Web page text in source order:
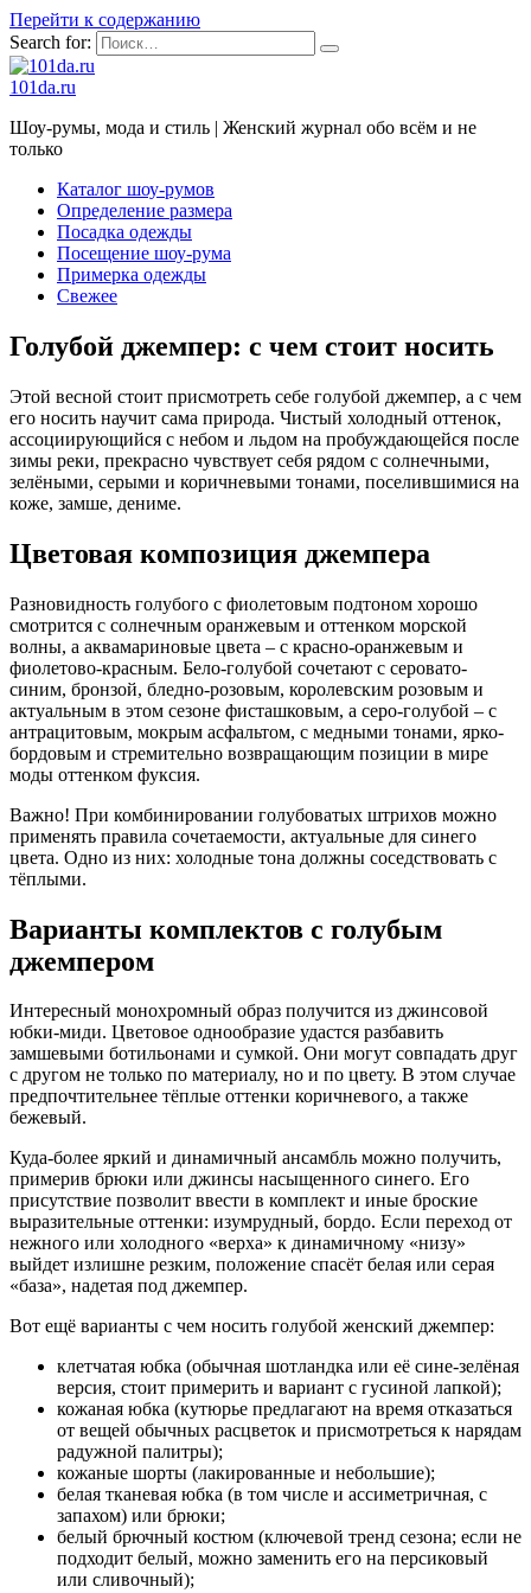
Перейти к содержанию
Search for:
101da.ru
Шоу-румы, мода и стиль | Женский журнал обо всём и не
только
Каталог шоу-румов
Определение размера
Посадка одежды
Посещение шоу-рума
Примерка одежды
Свежее
Голубой джемпер: с чем стоит носить
Этой весной стоит присмотреть себе голубой джемпер, а с чем
его носить научит сама природа. Чистый холодный оттенок,
ассоциирующийся с небом и льдом на пробуждающейся после
зимы реки, прекрасно чувствует себя рядом с солнечными,
зелёными, серыми и коричневыми тонами, поселившимися на
коже, замше, дениме.
Цветовая композиция джемпера
Разновидность голубого с фиолетовым подтоном хорошо
смотрится с солнечным оранжевым и оттенком морской
волны, а аквамариновые цвета – с красно-оранжевым и
фиолетово-красным. Бело-голубой сочетают с серовато-
синим, бронзой, бледно-розовым, королевским розовым и
актуальным в этом сезоне фисташковым, а серо-голубой – с
антрацитовым, мокрым асфальтом, с медными тонами, ярко-
бордовым и стремительно возвращающим позиции в мире
моды оттенком фуксия.
Важно! При комбинировании голубоватых штрихов можно
применять правила сочетаемости, актуальные для синего
цвета. Одно из них: холодные тона должны соседствовать с
тёплыми.
Варианты комплектов с голубым
джемпером
Интересный монохромный образ получится из джинсовой
юбки-миди. Цветовое однообразие удастся разбавить
замшевыми ботильонами и сумкой. Они могут совпадать друг
с другом не только по материалу, но и по цвету. В этом случае
предпочтительнее тёплые оттенки коричневого, а также
бежевый.
Куда-более яркий и динамичный ансамбль можно получить,
примерив брюки или джинсы насыщенного синего. Его
присутствие позволит ввести в комплект и иные броские
выразительные оттенки: изумрудный, бордо. Если переход от
нежного или холодного «верха» к динамичному «низу»
выйдет излишне резким, положение спасёт белая или серая
«база», надетая под джемпер.
Вот ещё варианты с чем носить голубой женский джемпер:
клетчатая юбка (обычная шотландка или её сине-зелёная
версия, стоит примерить и вариант с гусиной лапкой);
кожаная юбка (кутюрье предлагают на время отказаться
от вещей обычных расцветок и присмотреться к нарядам
радужной палитры);
кожаные шорты (лакированные и небольшие);
белая тканевая юбка (в том числе и ассиметричная, с
запахом) или брюки;
белый брючный костюм (ключевой тренд сезона; если не
подходит белый, можно заменить его на персиковый
или сливочный);